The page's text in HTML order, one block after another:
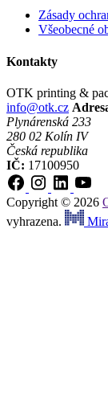
Zásady
Všeobecné
Kontakty
OTK printing &
info@otk.cz
Plynárenská 233
280 02 Kolín IV
Česká republika
IČ: 17100950
Copyright © 2026
vyhrazena.